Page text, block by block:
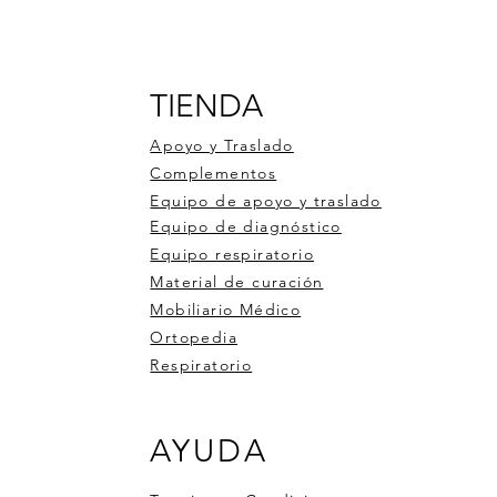
Precio
$6,246.00
pluma
compresa de gel
TIENDA
Apoyo y Traslado
Complementos
Equipo de apoyo y traslado
Equipo de diagnóstico
Equipo respiratorio
Material de curación
Mobiliario Médico
Ortopedia
Respiratorio
AYUDA